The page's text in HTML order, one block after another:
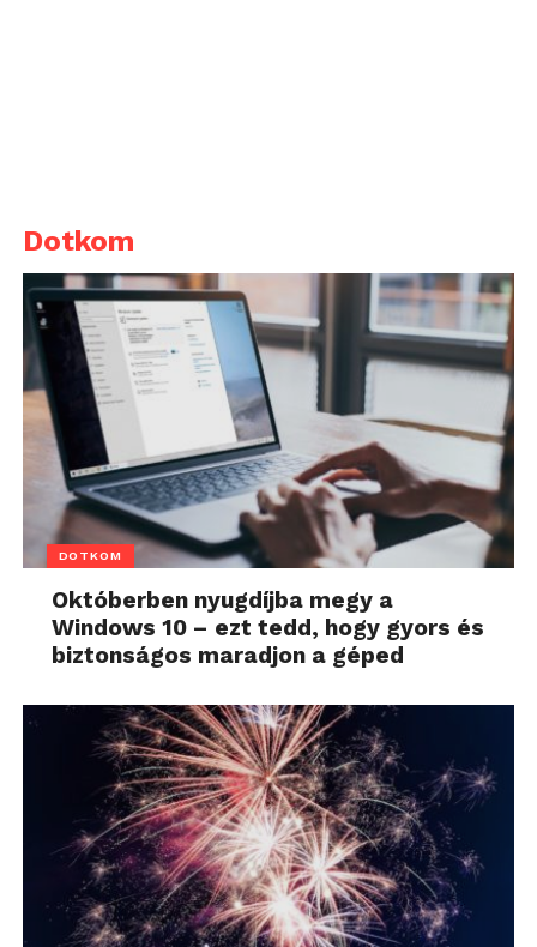
Dotkom
DOTKOM
Októberben nyugdíjba megy a
Windows 10 – ezt tedd, hogy gyors és
biztonságos maradjon a géped